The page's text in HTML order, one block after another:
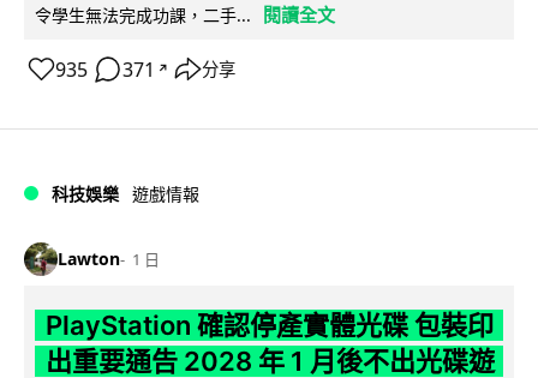
令學生無法完成功課，二手...
閱讀全文
935 371 ↗ 分享
科技娛樂 遊戲情報
Lawton 1 日
PlayStation 確認停產實體光碟 包裝印
出重要通告 2028 年 1 月後不出光碟遊